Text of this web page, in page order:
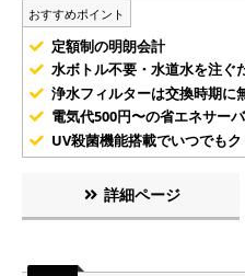
おすすめポイント
定額制の明朗会計
水ボトル不要・水道水を注ぐ
浄水フィルターは交換時期に
電気代500円〜の省エネサー
UV殺菌機能搭載でいつでも
詳細ページ